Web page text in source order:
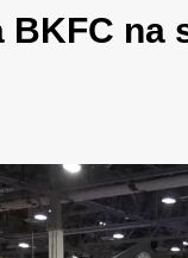
BKFC na